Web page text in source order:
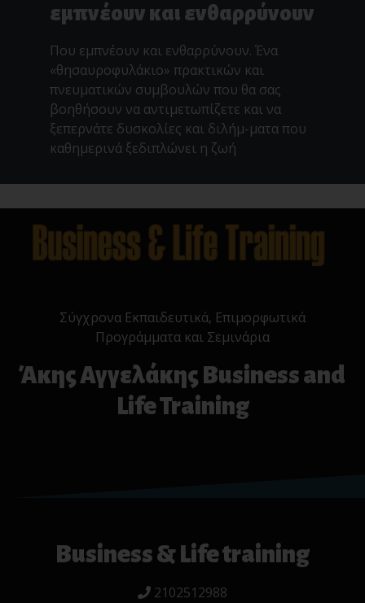
εμπνέουν και ενθαρρύνουν
Που εμπνέουν και ενθαρρύνουν. Ένα
«θησαυροφυλάκιο» πρακτικών και
πνευματικών συμβουλών που θα σας
βοηθήσουν να αντιμετωπίζετε και να
ξεπερνάτε δυσκολίες και διλήμ-ματα που
καθημερινά ξεδιπλώνει η ζωή
Σύγχρονα Εκπαιδευτικά, Επιμορφωτικά
Προγράμματα και Σεμινάρια
Άκης Αγγελάκης Business and
Life Training
Business & Life training
2102512988